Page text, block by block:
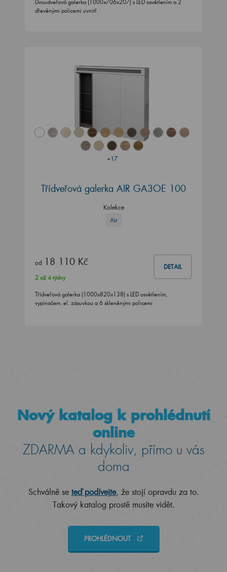
Dvoudveřová galerka (1000x706x207) s LED osvětlením a 2
dřevěnými policemi uvnitř
+17
Třídveřová galerka AIR GA3OE 100
Kolekce
Air
od 18 110 Kč DETAIL
2 až 4 týdny
Třídveřová galerka (1000x820x138) s LED osvětlením,
vypínačem. el. zásuvkou a 6 skleněnými policemi
Nový katalog k prohlédnutí
online
ZDARMA a kdykoliv, přímo u vás
doma
Schválně se teď podívejte, že stojí opravdu za to.
Takový katalog prostě musíte vidět.
PROHLÉDNOUT